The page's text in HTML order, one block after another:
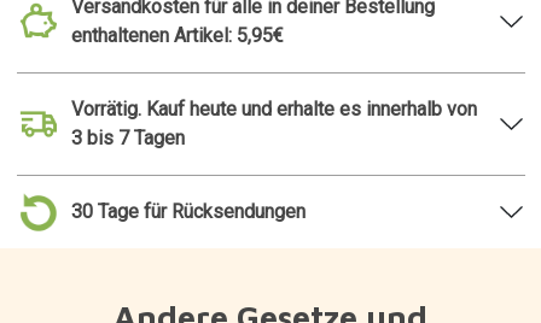
Sudoku-Spiel aus Holz
24,95€
Mini-Topf in Form eines